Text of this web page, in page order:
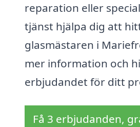
reparation eller
tjänst hjälpa dig att
glasmästaren i
mer information och
erbjudandet för ditt
Få 3 erbjudanden,